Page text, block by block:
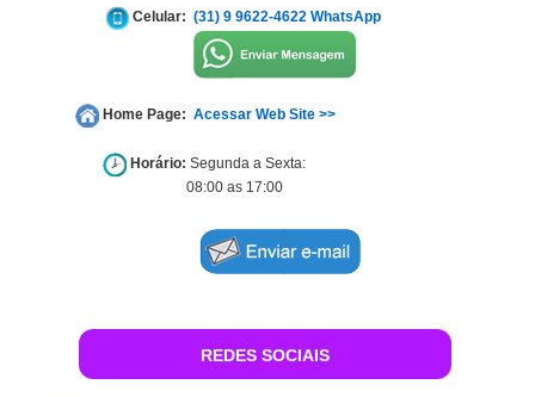
Celular: (31) 9 9622-4622 WhatsApp
Home Page: Acessar Web Site >>
Horário: Segunda a Sexta:
08:00 as 17:00
REDES SOCIAIS